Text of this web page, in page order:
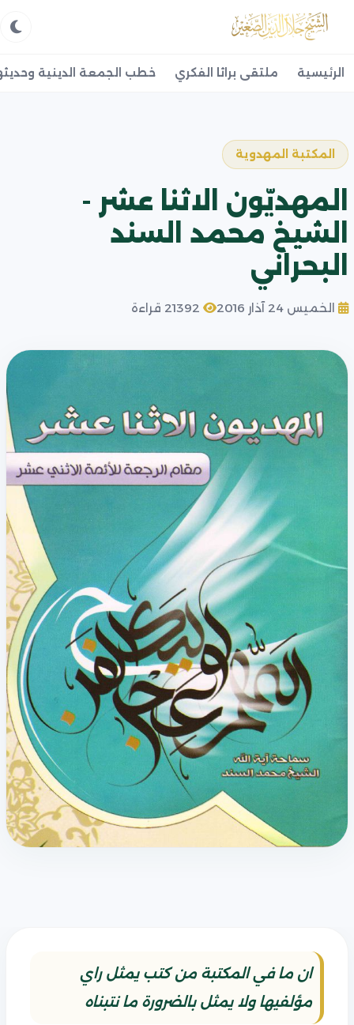
الرئيسية ملتقى براثا الفكري خطب الجمعة الدينية
المكتبة المهدوية
المهديّون الاثنا عشر -
الشيخ محمد السند
البحراني
الخميس 24 آذار 2016
ان ما في المكتبة من كتب يمثل راي
مؤلفيها ولا يمثل بالضرورة ما نتبناه